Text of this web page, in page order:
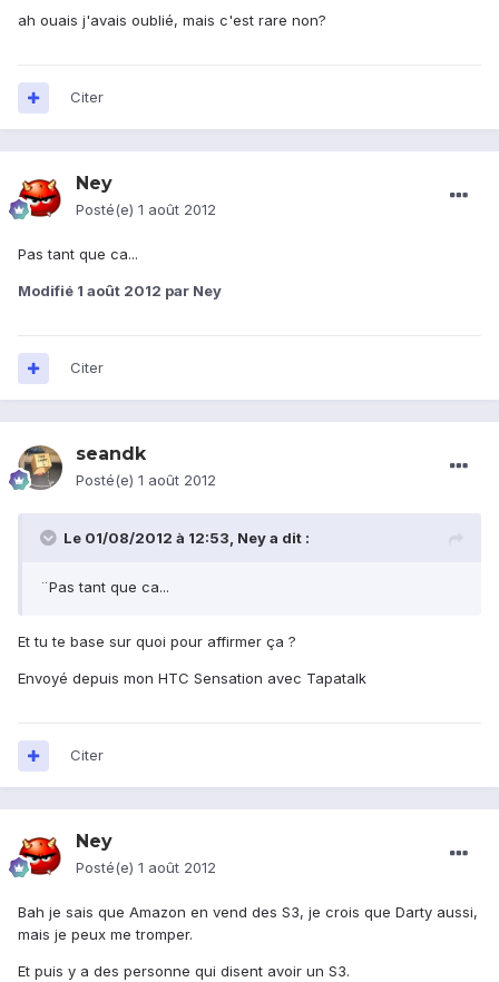
ah ouais j'avais oublié, mais c'est rare non?
Citer
Ney
Posté(e) 1 août 2012
Pas tant que ca...
Modifié 1 août 2012 par Ney
Citer
seandk
Posté(e) 1 août 2012
Le 01/08/2012 à 12:53, Ney a dit :
¨Pas tant que ca...
Et tu te base sur quoi pour affirmer ça ?
Envoyé depuis mon HTC Sensation avec Tapatalk
Citer
Ney
Posté(e) 1 août 2012
Bah je sais que Amazon en vend des S3, je crois que Darty aussi,
mais je peux me tromper.
Et puis y a des personne qui disent avoir un S3.